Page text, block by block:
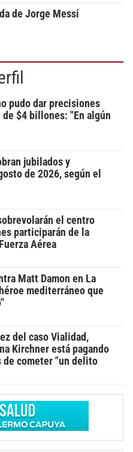
de Jorge Messi
pudo dar precisiones
$4 billones: "En algún
jubilados y
de 2026, según el
el centro
participarán de la
Aérea
Matt Damon en La
mediterráneo que
del caso Vialidad,
Kirchner está pagando
de cometer "un delito